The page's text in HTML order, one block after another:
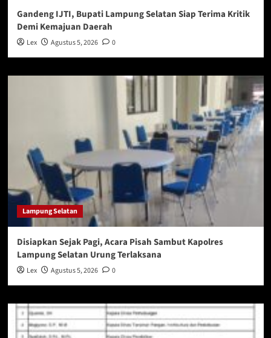
Gandeng IJTI, Bupati Lampung Selatan Siap Terima Kritik
Demi Kemajuan Daerah
Lex Agustus 5, 2026 0
Lampung Selatan
Disiapkan Sejak Pagi, Acara Pisah Sambut Kapolres
Lampung Selatan Urung Terlaksana
Lex Agustus 5, 2026 0